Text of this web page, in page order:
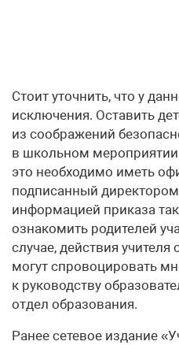
Стоит уточнить, что у
исключения. Оставить
из соображений
в школьном мероприятии
это необходимо иметь
подписанный
информацией приказа
ознакомить родителей
случае, действия
могут спровоцировать
к руководству
отдел образования.
Ранее сетевое издание